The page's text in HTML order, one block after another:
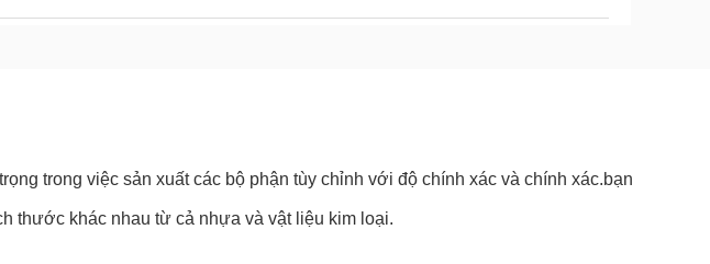
trong việc sản xuất các bộ phận tùy chỉnh với độ chính xác và chính xác.bạn
thước khác nhau từ cả nhựa và vật liệu kim loại.